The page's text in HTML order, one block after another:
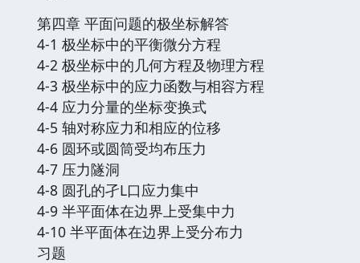
第四章 平面问题的极坐标解答
4-1 极坐标中的平衡微分方程
4-2 极坐标中的几何方程及物理方程
4-3 极坐标中的应力函数与相容方程
4-4 应力分量的坐标变换式
4-5 轴对称应力和相应的位移
4-6 圆环或圆筒受均布压力
4-7 压力隧洞
4-8 圆孔的孑L口应力集中
4-9 半平面体在边界上受集中力
4-10 半平面体在边界上受分布力
习题